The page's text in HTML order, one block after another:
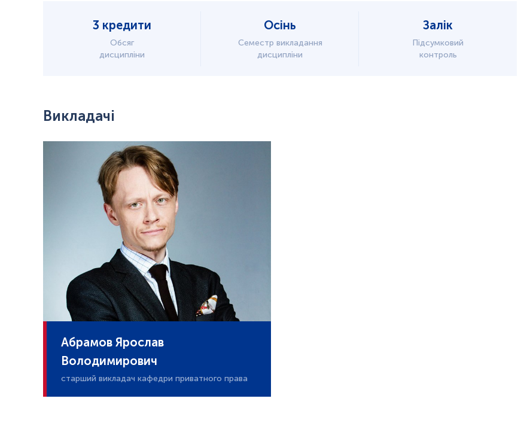
3 кредити
Обсяг
дисципліни
Осінь
Семестр викладання
дисципліни
Залік
Підсумковий
контроль
Викладачі
Абрамов Ярослав
Володимирович
cтарший викладач кафедри приватного права